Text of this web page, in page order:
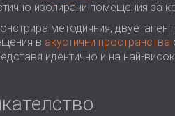
изолирани помещения за
методичния,
в акустични пространства
идентично и на най-